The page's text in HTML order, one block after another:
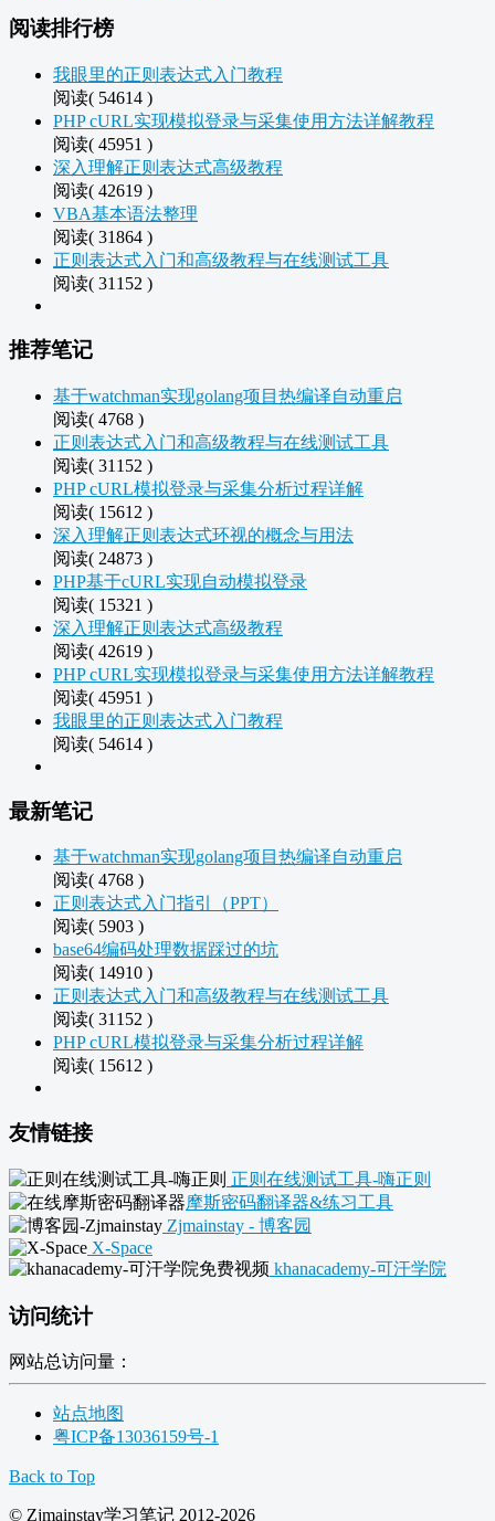
阅读排行榜
我眼里的正则表达式入门教程
阅读( 54614 )
PHP cURL实现模拟登录与采集使用方法详解教程
阅读( 45951 )
深入理解正则表达式高级教程
阅读( 42619 )
VBA基本语法整理
阅读( 31864 )
正则表达式入门和高级教程与在线测试工具
阅读( 31152 )
推荐笔记
基于watchman实现golang项目热编译自动重启
阅读( 4768 )
正则表达式入门和高级教程与在线测试工具
阅读( 31152 )
PHP cURL模拟登录与采集分析过程详解
阅读( 15612 )
深入理解正则表达式环视的概念与用法
阅读( 24873 )
PHP基于cURL实现自动模拟登录
阅读( 15321 )
深入理解正则表达式高级教程
阅读( 42619 )
PHP cURL实现模拟登录与采集使用方法详解教程
阅读( 45951 )
我眼里的正则表达式入门教程
阅读( 54614 )
最新笔记
基于watchman实现golang项目热编译自动重启
阅读( 4768 )
正则表达式入门指引（PPT）
阅读( 5903 )
base64编码处理数据踩过的坑
阅读( 14910 )
正则表达式入门和高级教程与在线测试工具
阅读( 31152 )
PHP cURL模拟登录与采集分析过程详解
阅读( 15612 )
友情链接
正则在线测试工具-嗨正则
摩斯密码翻译器&练习工具
Zjmainstay - 博客园
X-Space
khanacademy-可汗学院
访问统计
网站总访问量：
站点地图
粤ICP备13036159号-1
Back to Top
© Zjmainstay学习笔记 2012-2026